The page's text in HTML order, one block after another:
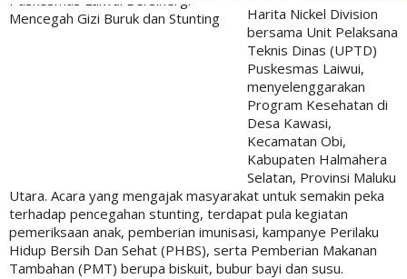
Harita Nickel Division
bersama Unit Pelaksana
Teknis Dinas (UPTD)
Puskesmas Laiwui,
menyelenggarakan
Program Kesehatan di
Desa Kawasi,
Kecamatan Obi,
Kabupaten Halmahera
Selatan, Provinsi Maluku
Utara. Acara yang mengajak masyarakat untuk semakin peka
terhadap pencegahan stunting, terdapat pula kegiatan
pemeriksaan anak, pemberian imunisasi, kampanye Perilaku
Hidup Bersih Dan Sehat (PHBS), serta Pemberian Makanan
Tambahan (PMT) berupa biskuit, bubur bayi dan susu.